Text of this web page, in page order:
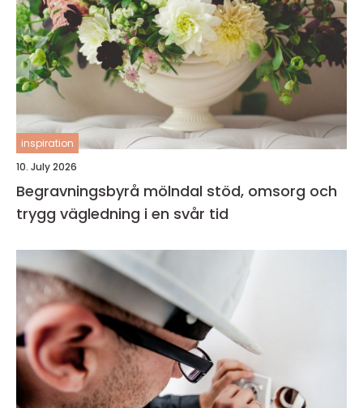
inspiration
10. July 2026
Begravningsbyrå mölndal stöd, omsorg och
trygg vägledning i en svår tid